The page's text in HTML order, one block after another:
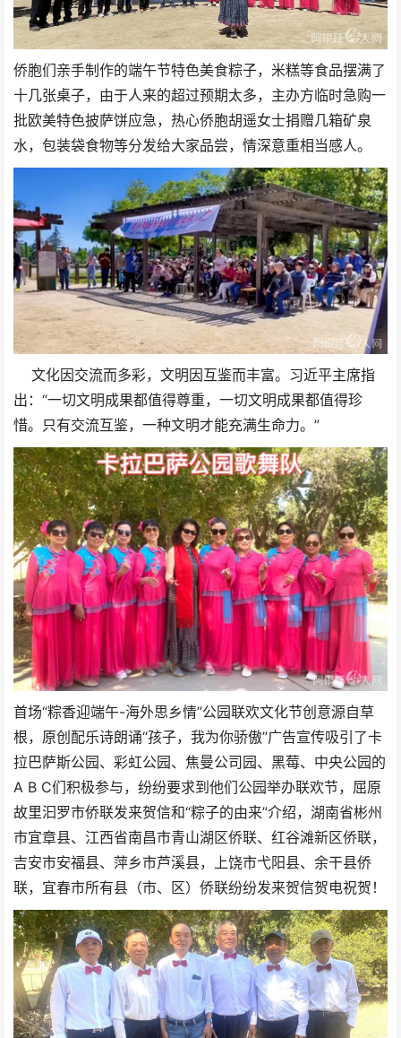
侨胞们亲手制作的端午节特色美食粽子，米糕等食品摆满了
十几张桌子，由于人来的超过预期太多，主办方临时急购一
批欧美特色披萨饼应急，热心侨胞胡遥女士捐赠几箱矿泉
水，包装袋食物等分发给大家品尝，情深意重相当感人。
文化因交流而多彩，文明因互鉴而丰富。习近平主席指
出：“一切文明成果都值得尊重，一切文明成果都值得珍
惜。只有交流互鉴，一种文明才能充满生命力。”
首场“粽香迎端午-海外思乡情”公园联欢文化节创意源自草
根，原创配乐诗朗诵“孩子，我为你骄傲”广告宣传吸引了卡
拉巴萨斯公园、彩虹公园、焦曼公司园、黑莓、中央公园的
A B C们积极参与，纷纷要求到他们公园举办联欢节，屈原
故里汩罗市侨联发来贺信和“粽子的由来”介绍，湖南省彬州
市宜章县、江西省南昌市青山湖区侨联、红谷滩新区侨联，
吉安市安福县、萍乡市芦溪县，上饶市弋阳县、余干县侨
联，宜春市所有县（市、区）侨联纷纷发来贺信贺电祝贺！